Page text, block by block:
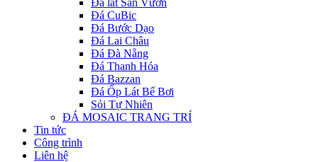
Đá lát Sân Vườn
Đá CuBic
Đá Bước Dạo
Đá Lai Châu
Đá Đà Nẵng
Đá Thanh Hóa
Đá Bazzan
Đá Ốp Lát Bể Bơi
Sỏi Tự Nhiên
ĐÁ MOSAIC TRANG TRÍ
Tin tức
Công trình
Liên hệ